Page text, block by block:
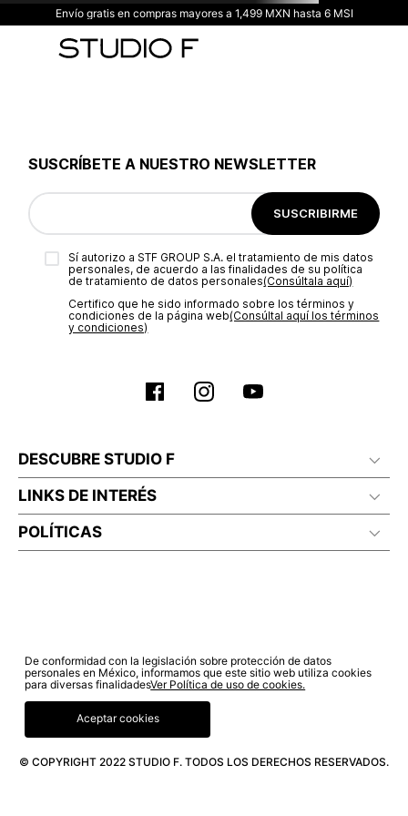
Envío gratis en compras mayores a 1,499 MXN hasta 6 MSI
SUSCRÍBETE A NUESTRO NEWSLETTER
SUSCRIBIRME
Sí autorizo a STF GROUP S.A. el tratamiento de mis datos
personales, de acuerdo a las finalidades de su política
de tratamiento de datos personales‎(Consúltala aquí)
Certifico que he sido informado sobre los términos y
condiciones de la página web‎(Consúltal aquí los términos
y condiciones)
DESCUBRE STUDIO F
LINKS DE INTERÉS
POLÍTICAS
© COPYRIGHT 2022 STUDIO F. TODOS LOS DERECHOS RESERVADOS.
De conformidad con la legislación sobre protección de datos
personales en México, informamos que este sitio web utiliza cookies
para diversas finalidadesVer Política de uso de cookies.
Aceptar cookies